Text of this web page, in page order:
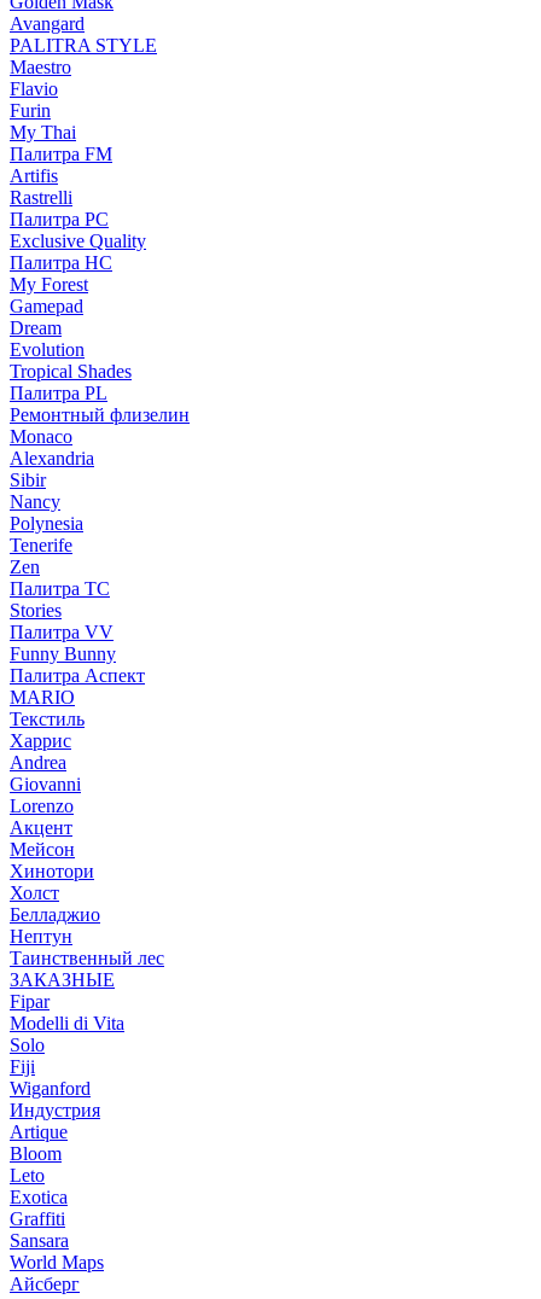
Avangard
PALITRA STYLE
Maestro
Flavio
Furin
My Thai
Палитра FM
Artifis
Rastrelli
Палитра PC
Exclusive Quality
Палитра HС
My Forest
Gamepad
Dream
Evolution
Tropical Shades
Палитра PL
Ремонтный флизелин
Monaco
Alexandria
Sibir
Nancy
Polynesia
Tenerife
Zen
Палитра TC
Stories
Палитра VV
Funny Bunny
Палитра Аспект
MARIO
Текстиль
Харрис
Andrea
Giovanni
Lorenzo
Акцент
Мейсон
Хинотори
Холст
Белладжио
Нептун
Таинственный лес
ЗАКАЗНЫЕ
Fipar
Modelli di Vita
Solo
Fiji
Wiganford
Индустрия
Artique
Bloom
Leto
Exotica
Graffiti
Sansara
World Maps
Айсберг